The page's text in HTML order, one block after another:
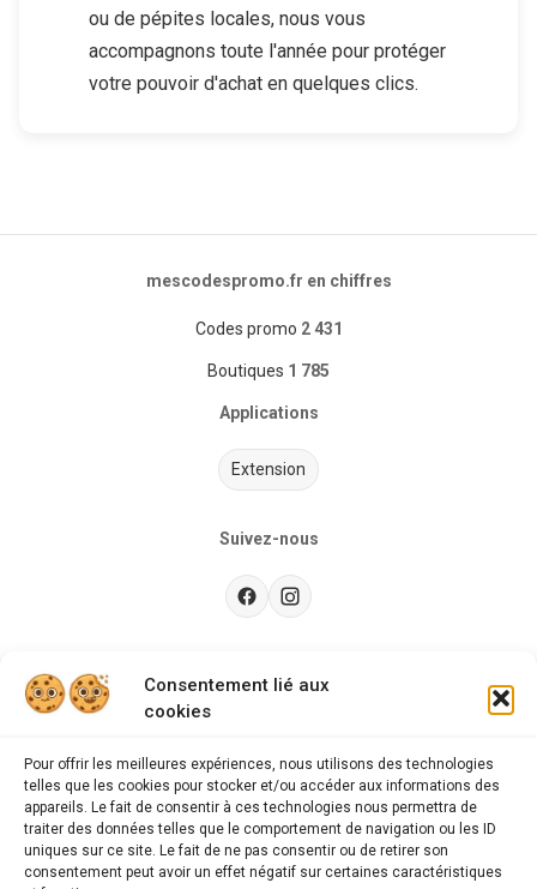
Consentement lié aux
cookies
Pour offrir les meilleures expériences, nous utilisons des technologies
telles que les cookies pour stocker et/ou accéder aux informations des
appareils. Le fait de consentir à ces technologies nous permettra de
traiter des données telles que le comportement de navigation ou les ID
uniques sur ce site. Le fait de ne pas consentir ou de retirer son
consentement peut avoir un effet négatif sur certaines caractéristiques
ou de pépites locales, nous vous
accompagnons toute l'année pour protéger
votre pouvoir d'achat en quelques clics.
mescodespromo.fr en chiffres
Codes promo 2 431
Boutiques 1 785
Applications
Extension
Suivez-nous
FAQ
Mentions légales
Politique de confidentialité